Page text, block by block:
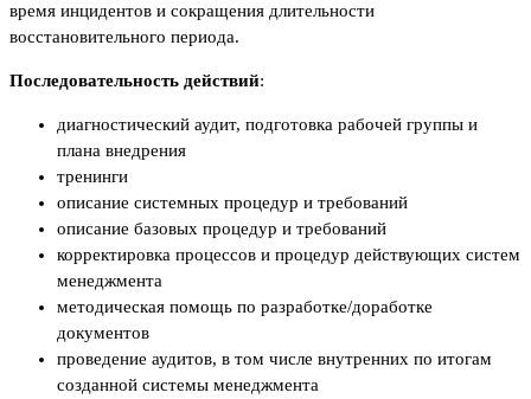
время инцидентов и сокращения длительности
восстановительного периода.
Последовательность действий:
диагностический аудит, подготовка рабочей группы и
плана внедрения
тренинги
описание системных процедур и требований
описание базовых процедур и требований
корректировка процессов и процедур действующих систем
менеджмента
методическая помощь по разработке/доработке
документов
проведение аудитов, в том числе внутренних по итогам
созданной системы менеджмента